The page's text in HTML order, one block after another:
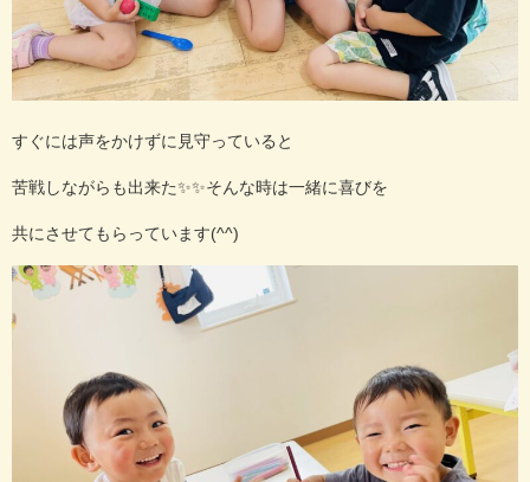
すぐには声をかけずに見守っていると
苦戦しながらも出来た✨✨そんな時は一緒に喜びを
共にさせてもらっています(^^)